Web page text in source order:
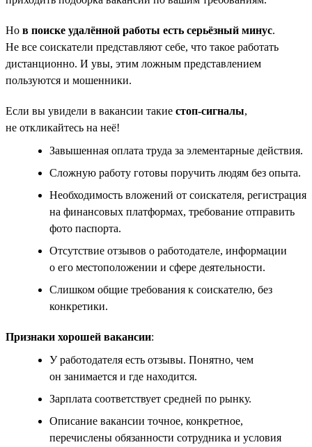
Но в поиске удалённой работы есть серьёзный минус.
Не все соискатели представляют себе, что такое работать
дистанционно. И увы, этим ложным представлением
пользуются и мошенники.
Если вы увидели в вакансии такие стоп-сигналы,
не откликайтесь на неё!
Завышенная оплата труда за элементарные действия.
Сложную работу готовы поручить людям без опыта.
Необходимость вложений от соискателя, регистрация
на финансовых платформах, требование отправить
фото паспорта.
Отсутствие отзывов о работодателе, информации
о его местоположении и сфере деятельности.
Слишком общие требования к соискателю, без
конкретики.
Признаки хорошей вакансии:
У работодателя есть отзывы. Понятно, чем
он занимается и где находится.
Зарплата соответствует средней по рынку.
Описание вакансии точное, конкретное,
перечислены обязанности сотрудника и условия